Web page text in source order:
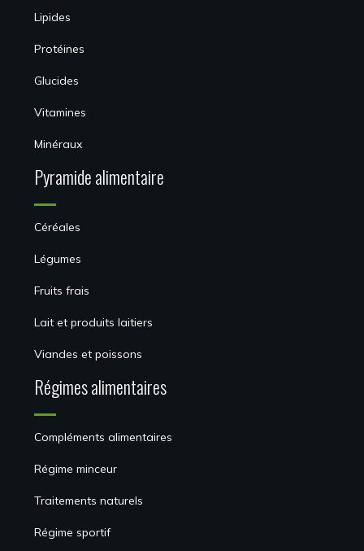
Lipides
Protéines
Glucides
Vitamines
Minéraux
Pyramide alimentaire
Céréales
Légumes
Fruits frais
Lait et produits laitiers
Viandes et poissons
Régimes alimentaires
Compléments alimentaires
Régime minceur
Traitements naturels
Régime sportif